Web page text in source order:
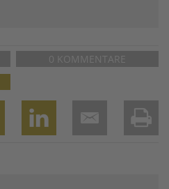
0 KOMMENTARE
LinkedIn
Email